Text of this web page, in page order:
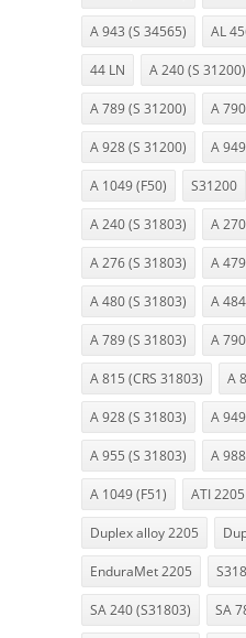
A 943 (S 34565) AL
44 LN A 240 (S 31200)
A 789 (S 31200) A
A 928 (S 31200) A
A 1049 (F50) S31200
A 240 (S 31803) A
A 276 (S 31803) A
A 480 (S 31803) A
A 789 (S 31803) A
A 815 (CRS 31803) A
A 928 (S 31803) A
A 955 (S 31803) A
A 1049 (F51) ATI
Duplex alloy 2205
EnduraMet 2205
SA 240 (S31803) SA